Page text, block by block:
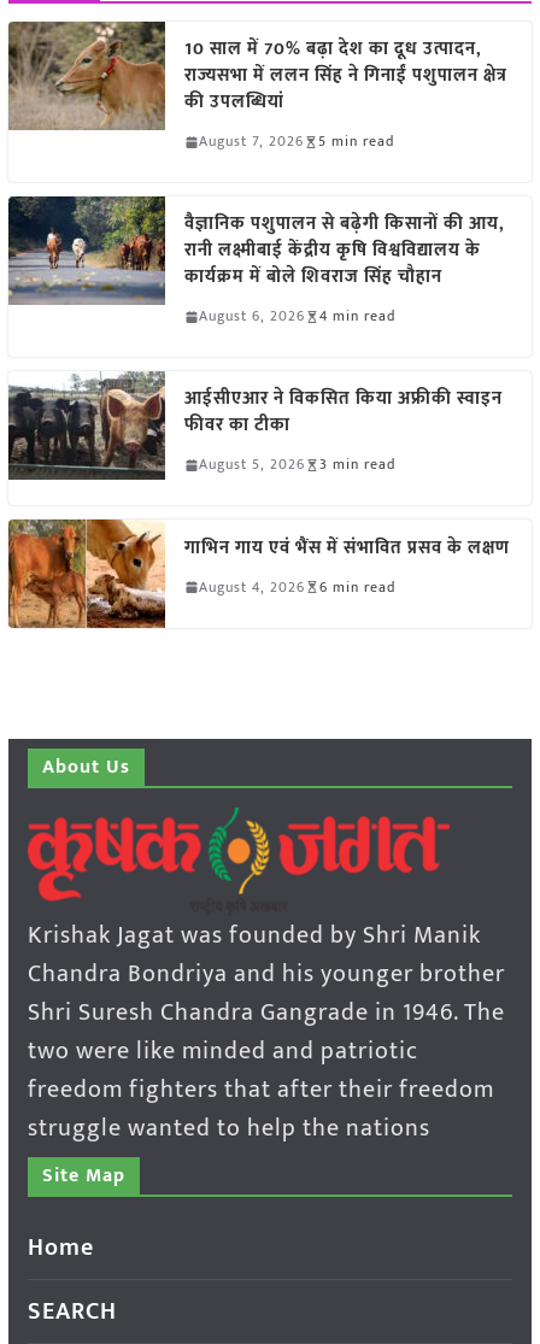
10 साल में 70% बढ़ा देश का दूध उत्पादन,
राज्यसभा में ललन सिंह ने गिनाईं पशुपालन क्षेत्र
की उपलब्धियां
August 7, 2026 5 min read
वैज्ञानिक पशुपालन से बढ़ेगी किसानों की आय,
रानी लक्ष्मीबाई केंद्रीय कृषि विश्वविद्यालय के
कार्यक्रम में बोले शिवराज सिंह चौहान
August 6, 2026 4 min read
आईसीएआर ने विकसित किया अफ्रीकी स्वाइन
फीवर का टीका
August 5, 2026 3 min read
गाभिन गाय एवं भैंस में संभावित प्रसव के लक्षण
August 4, 2026 6 min read
About Us
Krishak Jagat was founded by Shri Manik
Chandra Bondriya and his younger brother
Shri Suresh Chandra Gangrade in 1946. The
two were like minded and patriotic
freedom fighters that after their freedom
struggle wanted to help the nations
Site Map
Home
SEARCH